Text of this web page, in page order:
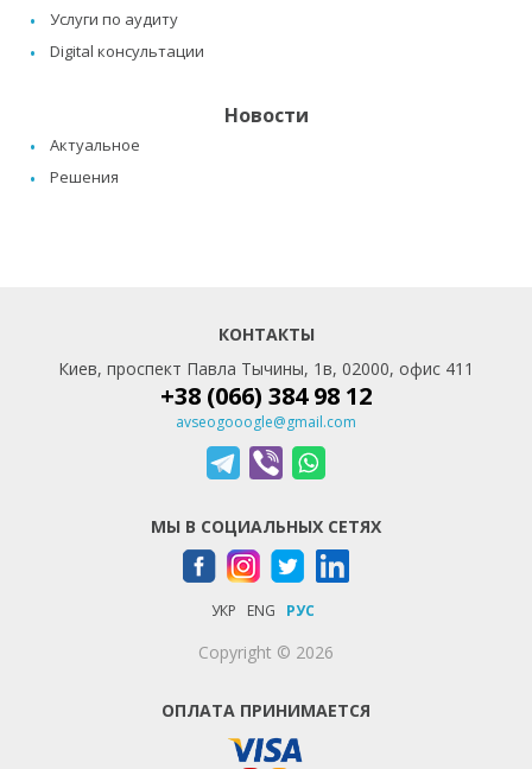
Услуги по аудиту
Digital консультации
Новости
Актуальное
Решения
КОНТАКТЫ
Киев, проспект Павла Тычины, 1в, 02000, офис 411
+38 (066) 384 98 12
avseogooogle@gmail.com
МЫ В СОЦИАЛЬНЫХ СЕТЯХ
УКР ENG РУС
Copyright © 2026
ОПЛАТА ПРИНИМАЕТСЯ